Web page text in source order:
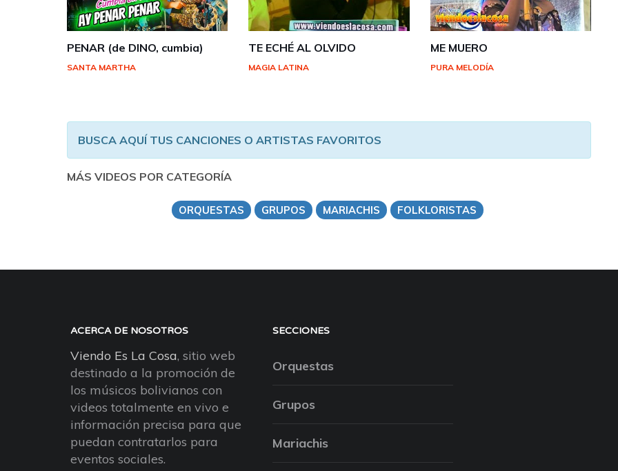
PENAR (de DINO, cumbia)
SANTA MARTHA
TE ECHÉ AL OLVIDO
MAGIA LATINA
ME MUERO
PURA MELODÍA
BUSCA AQUÍ TUS CANCIONES O ARTISTAS FAVORITOS
MÁS VIDEOS POR CATEGORÍA
ORQUESTAS GRUPOS MARIACHIS FOLKLORISTAS
ACERCA DE NOSOTROS
Viendo Es La Cosa, sitio web
destinado a la promoción de
los músicos bolivianos con
videos totalmente en vivo e
información precisa para que
puedan contratarlos para
eventos sociales.
SECCIONES
Orquestas
Grupos
Mariachis